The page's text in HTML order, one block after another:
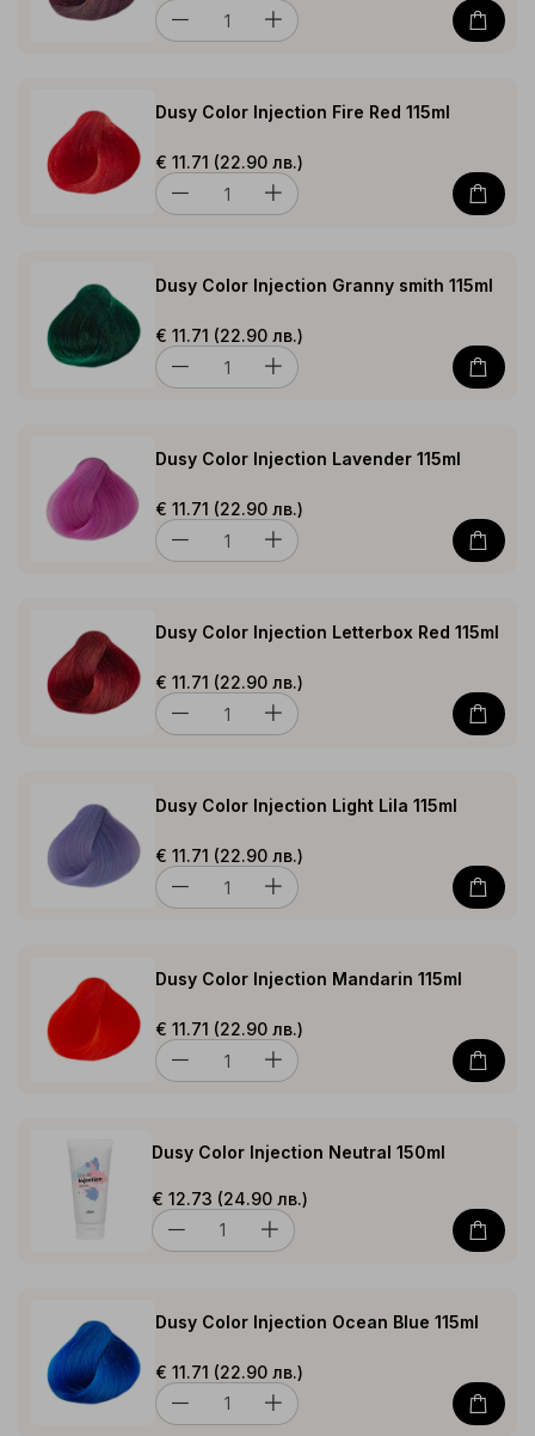
Dusy Color Injection Fire Red 115ml
€ 11.71 (22.90 лв.)
Dusy Color Injection Granny smith 115ml
€ 11.71 (22.90 лв.)
Dusy Color Injection Lavender 115ml
€ 11.71 (22.90 лв.)
Dusy Color Injection Letterbox Red 115ml
€ 11.71 (22.90 лв.)
Dusy Color Injection Light Lila 115ml
€ 11.71 (22.90 лв.)
Dusy Color Injection Mandarin 115ml
€ 11.71 (22.90 лв.)
Dusy Color Injection Neutral 150ml
€ 12.73 (24.90 лв.)
Dusy Color Injection Ocean Blue 115ml
€ 11.71 (22.90 лв.)